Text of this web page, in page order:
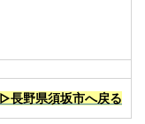
▷長野県須坂市へ戻る